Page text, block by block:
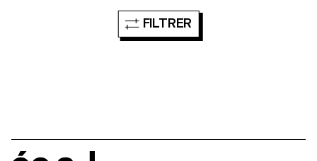
FILTRER